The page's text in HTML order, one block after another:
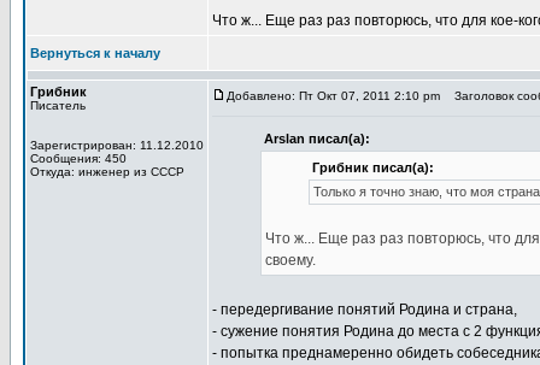
Что ж... Еще раз раз повторюсь, что для кое-
Вернуться к началу
Грибник
Писатель
Зарегистрирован: 11.12.2010
Сообщения: 450
Откуда: инженер из СССР
Добавлено: Пт Окт 07, 2011 2:10 pm Заголовок
Arslan писал(а):
Грибник писал(а):
Только я точно знаю, что моя
Что ж... Еще раз раз повторюсь, что
своему.
- передергивание понятий Родина и страна,
- сужение понятия Родина до места с 2
- попытка преднамеренно обидеть